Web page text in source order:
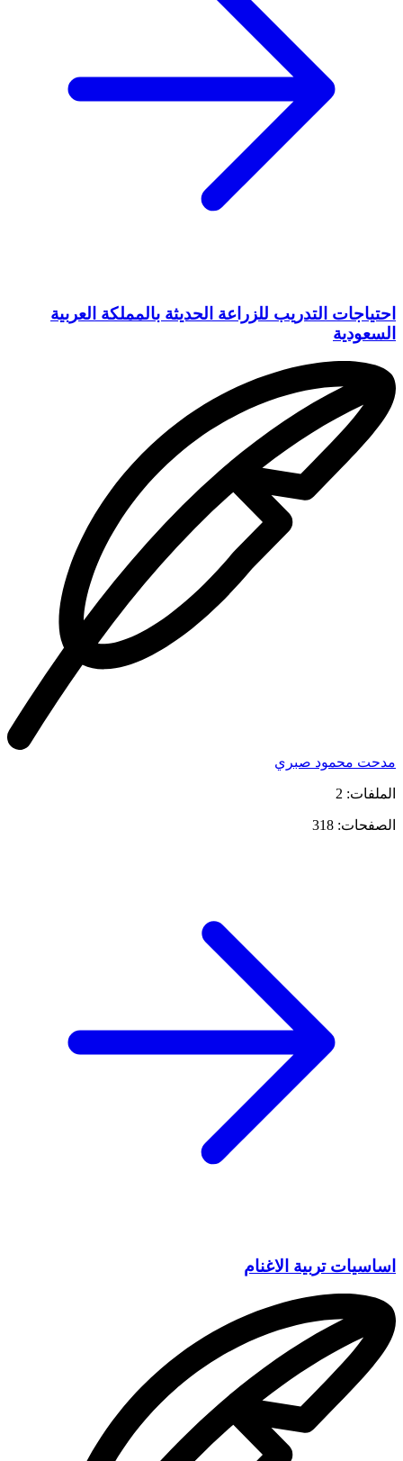
احتياجات التدريب للزراعة الحديثة بالمملكة العربية
السعودية
مدحت محمود صبري
الملفات: 2
الصفحات: 318
اساسيات تربية الاغنام